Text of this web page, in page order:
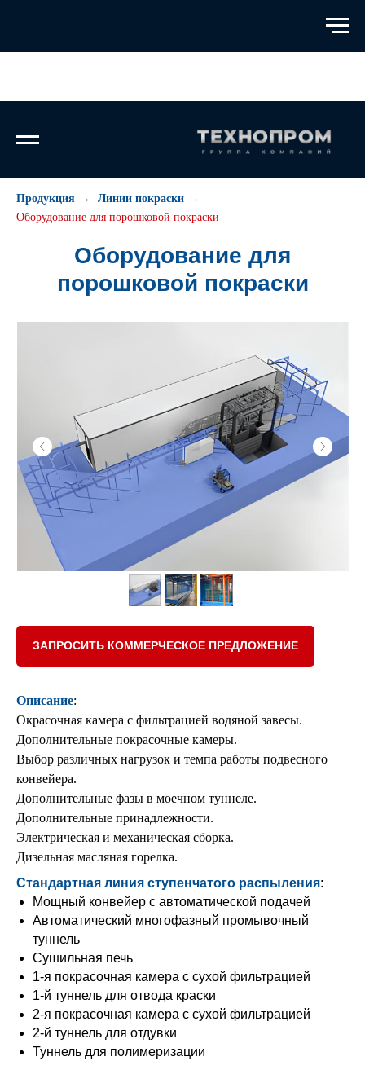
Продукция → Линии покраски →
Оборудование для порошковой покраски
Оборудование для
порошковой покраски
ЗАПРОСИТЬ КОММЕРЧЕСКОЕ ПРЕДЛОЖЕНИЕ
Описание:
Окрасочная камера с фильтрацией водяной завесы.
Дополнительные покрасочные камеры.
Выбор различных нагрузок и темпа работы подвесного
конвейера.
Дополнительные фазы в моечном туннеле.
Дополнительные принадлежности.
Электрическая и механическая сборка.
Дизельная масляная горелка.
Стандартная линия ступенчатого распыления:
Мощный конвейер с автоматической подачей
Автоматический многофазный промывочный
туннель
Сушильная печь
1-я покрасочная камера с сухой фильтрацией
1-й туннель для отвода краски
2-я покрасочная камера с сухой фильтрацией
2-й туннель для отдувки
Туннель для полимеризации